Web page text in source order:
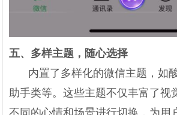
五、多样主题，随心选择
内置了多样化的微信主题，如
助手类等。这些主题不仅丰富了视